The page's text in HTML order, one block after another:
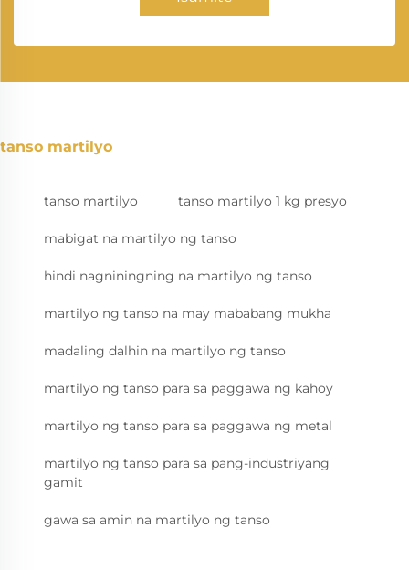
tanso martilyo
tanso martilyo tanso martilyo 1 kg presyo
mabigat na martilyo ng tanso
hindi nagniningning na martilyo ng tanso
martilyo ng tanso na may mababang mukha
madaling dalhin na martilyo ng tanso
martilyo ng tanso para sa paggawa ng kahoy
martilyo ng tanso para sa paggawa ng metal
martilyo ng tanso para sa pang-industriyang
gamit
gawa sa amin na martilyo ng tanso